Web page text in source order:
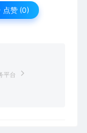
点赞 (0)
平台